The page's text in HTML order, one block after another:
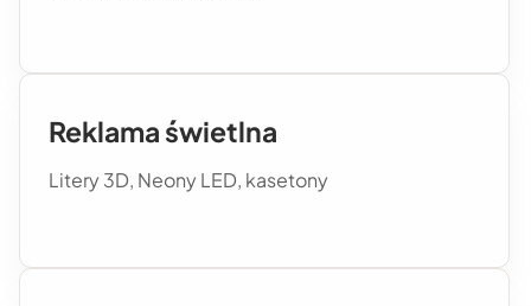
Reklama świetlna
Litery 3D, Neony LED, kasetony